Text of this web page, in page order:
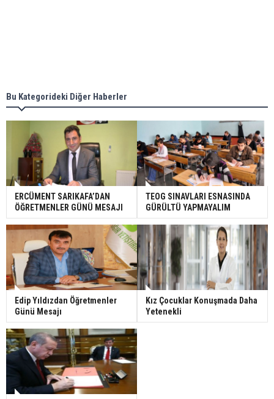
Bu Kategorideki Diğer Haberler
ERCÜMENT SARIKAFA’DAN
ÖĞRETMENLER GÜNÜ MESAJI
TEOG SINAVLARI ESNASINDA
GÜRÜLTÜ YAPMAYALIM
Edip Yıldızdan Öğretmenler
Günü Mesajı
Kız Çocuklar Konuşmada Daha
Yetenekli